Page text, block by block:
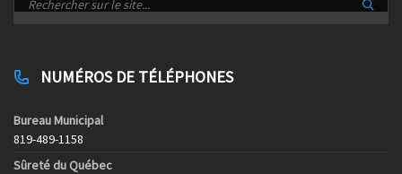
NUMÉROS DE TÉLÉPHONES
Bureau Municipal
819-489-1158
Sûreté du Québec